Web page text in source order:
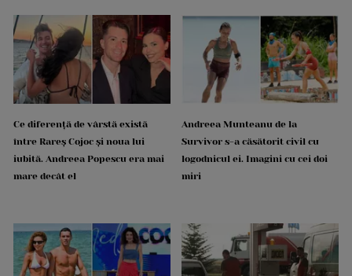
Ce diferență de vârstă există
între Rareș Cojoc și noua lui
iubită. Andreea Popescu era mai
mare decât el
Andreea Munteanu de la
Survivor s-a căsătorit civil cu
logodnicul ei. Imagini cu cei doi
miri